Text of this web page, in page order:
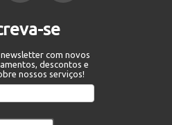
se
newsletter com novos
descontos e
nossos serviços!